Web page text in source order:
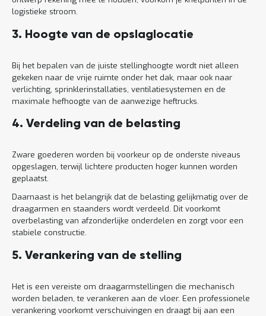
logistieke stroom.
3. Hoogte van de opslaglocatie
Bij het bepalen van de juiste stellinghoogte wordt niet alleen
gekeken naar de vrije ruimte onder het dak, maar ook naar
verlichting, sprinklerinstallaties, ventilatiesystemen en de
maximale hefhoogte van de aanwezige heftrucks.
4. Verdeling van de belasting
Zware goederen worden bij voorkeur op de onderste niveaus
opgeslagen, terwijl lichtere producten hoger kunnen worden
geplaatst.
Daarnaast is het belangrijk dat de belasting gelijkmatig over de
draagarmen en staanders wordt verdeeld. Dit voorkomt
overbelasting van afzonderlijke onderdelen en zorgt voor een
stabiele constructie.
5. Verankering van de stelling
Het is een vereiste om draagarmstellingen die mechanisch
worden beladen, te verankeren aan de vloer. Een professionele
verankering voorkomt verschuivingen en draagt bij aan een